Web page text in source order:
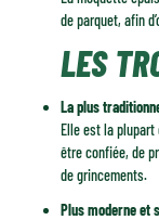
de parquet, afin
LES
La plus
Elle est la plupart
être confiée, de
de grincements.
Plus moderne et